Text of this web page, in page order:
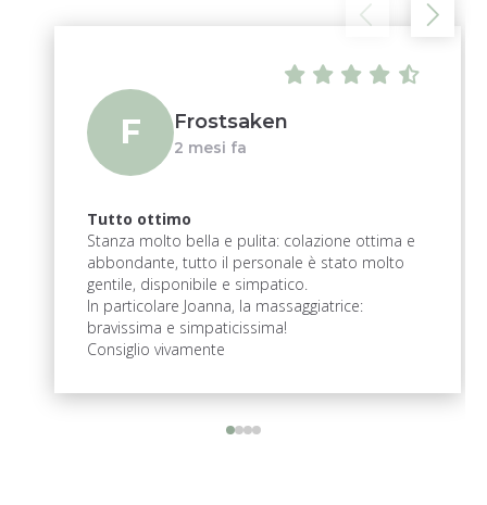
F Frostsaken
2 mesi fa
Tutto ottimo
Stanza molto bella e pulita: colazione ottima e
abbondante, tutto il personale è stato molto
gentile, disponibile e simpatico.
In particolare Joanna, la massaggiatrice:
bravissima e simpaticissima!
Consiglio vivamente